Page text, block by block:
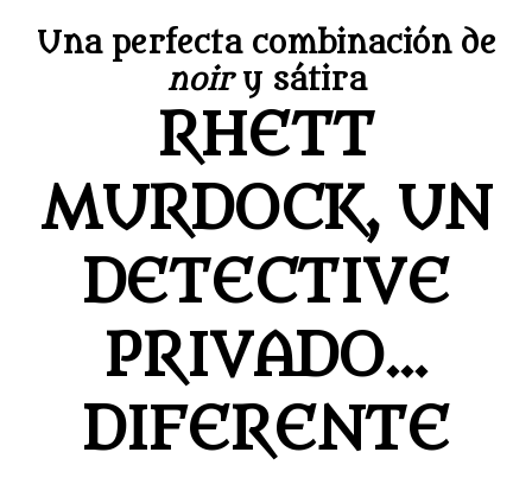
Una perfecta combinación de
noir y sátira
RHETT
MURDOCK, UN
DETECTIVE
PRIVADO...
DIFERENTE